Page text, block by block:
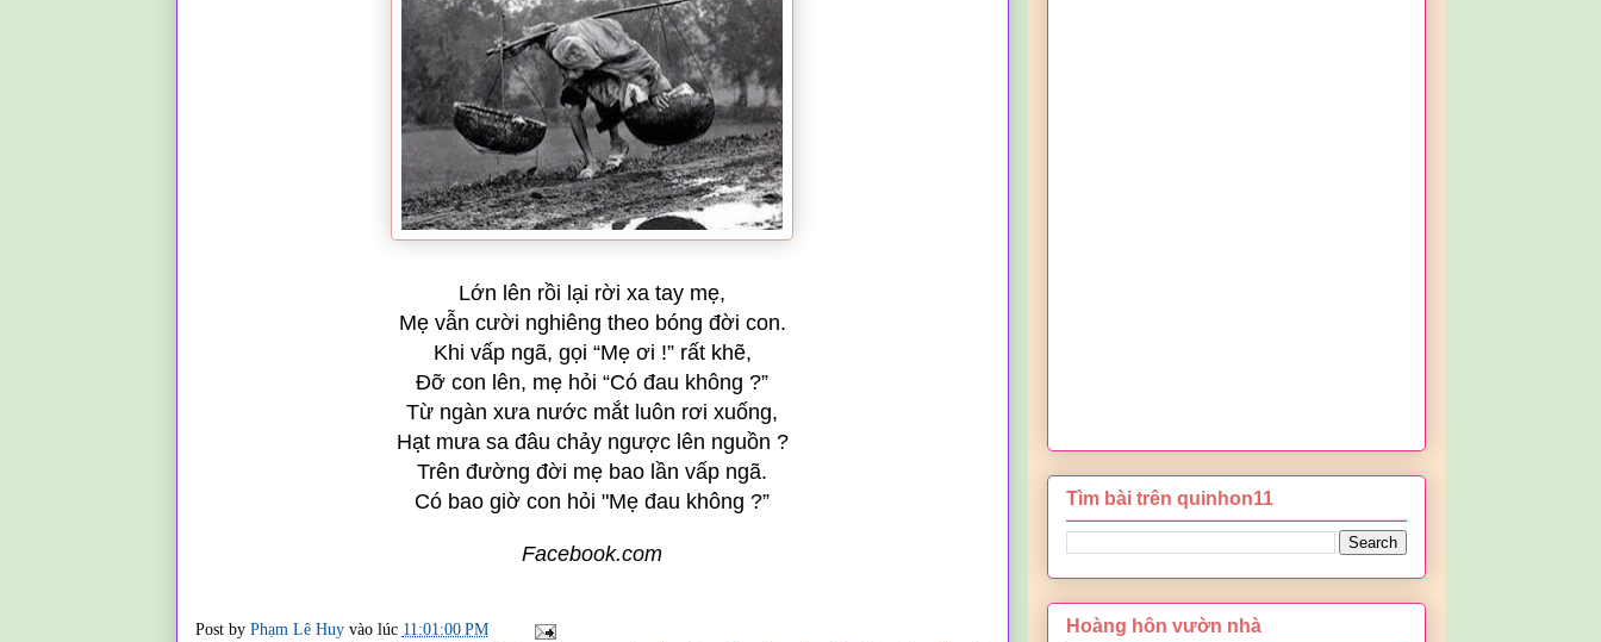
Lớn lên rồi lại rời xa tay mẹ,
Mẹ vẫn cười nghiêng theo bóng đời con.
Khi vấp ngã, gọi “Mẹ ơi !” rất khẽ,
Đỡ con lên, mẹ hỏi “Có đau không ?”
Từ ngàn xưa nước mắt luôn rơi xuống,
Hạt mưa sa đâu chảy ngược lên nguồn ?
Trên đường đời mẹ bao lần vấp ngã.
Có bao giờ con hỏi "Mẹ đau không ?”
Facebook.com
Post by Phạm Lê Huy vào lúc 11:01:00 PM
Tìm bài trên quinhon11
Hoàng hôn vườn nhà